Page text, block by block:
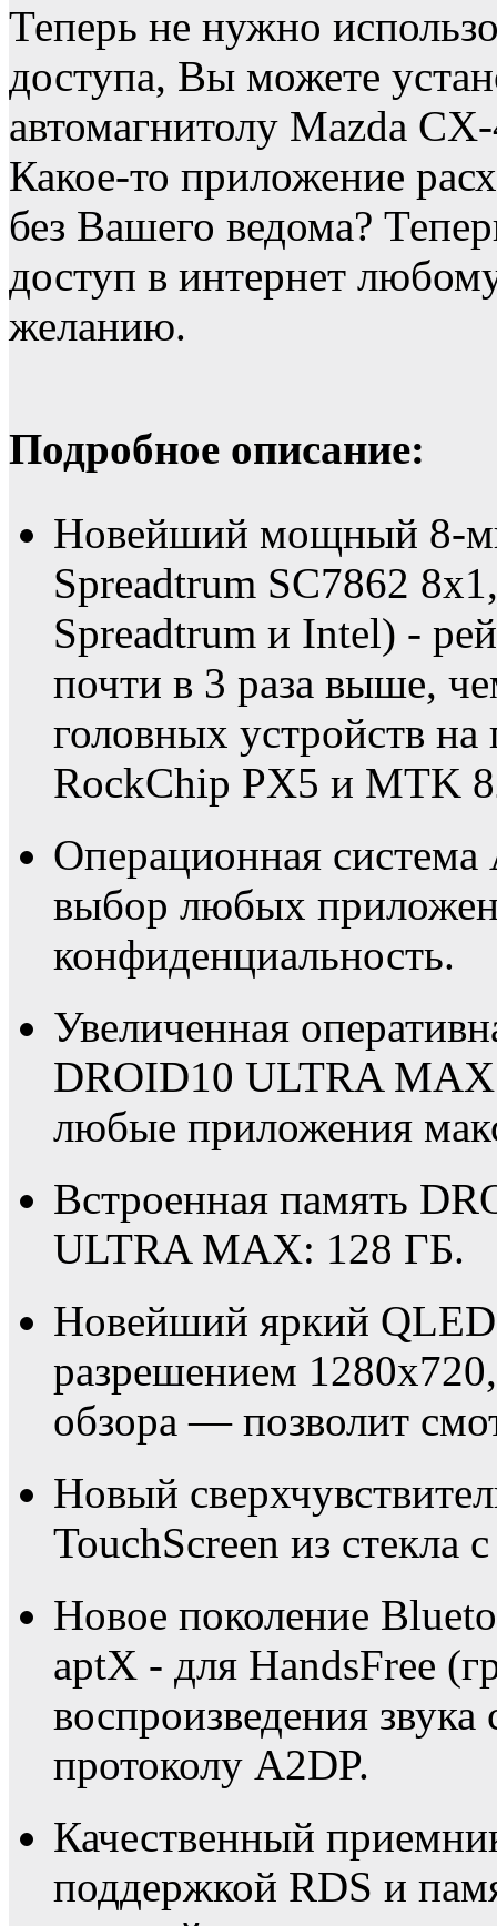
Теперь не нужно
доступа, Вы можете
автомагнитолу Mazda
Какое-то приложение
без Вашего ведома?
доступ в интернет
желанию.
Подробное описание:
Новейший мощный 8-
Spreadtrum SC7862
Spreadtrum и Intel) -
почти в 3 раза выше,
головных устройств
RockChip PX5 и MTK
Операционная
выбор любых
конфиденциальность.
Увеличенная
DROID10 ULTRA
любые приложения
Встроенная память
ULTRA MAX: 128 ГБ.
Новейший яркий
разрешением
обзора — позволит
Новый
TouchScreen из стекла
Новое поколение
aptX - для HandsFree
воспроизведения
протоколу A2DP.
Качественный
поддержкой RDS и